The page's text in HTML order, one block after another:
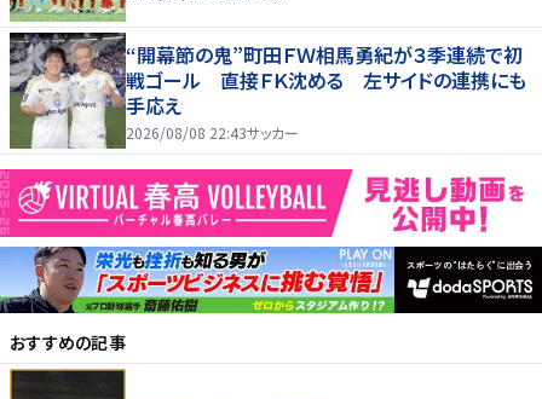
“開幕節の鬼”町田ＦＷ相馬勇紀が３季連続で初
戦ゴール 直接ＦＫ沈める 左サイドの連携にも
手応え
2026/08/08 22:43サッカー
おすすめの記事